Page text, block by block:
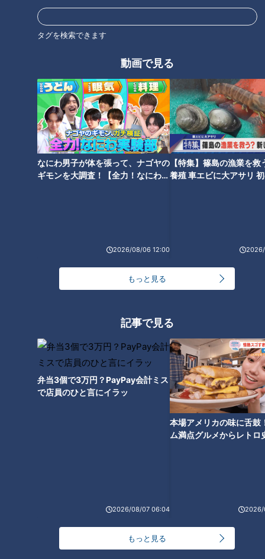
タグを検索できます
動画で見る
なにわ男子が体を張って、ナゴヤの
ギモンを大調査！【全力！なにわ実
2026/08/06 12:00
【特集】篠島の漁業を救
養殖 車エビに大アサリ
もっと見る
記事で見る
弁当3個で3万円？PayPay会計ミス
で店員のひと言にイラッ
2026/08/07 06:04
本場アメリカの味に舌鼓
ム満点グルメからレトロ
2026/
もっと見る
は？」とスタジオにクイズを出題。「黒い服を着ているエコノ
ミークラスのお客さま、答えをお願いします」と指名したのは
「ますだおかだ」増田英彦さん。増田さんは「体が痛いです
いますよ！マスクちゃいます？」と見事に正解しました。
いいデザインや和風の柄など、さまざまなマスクが並んでいま
200種類以上もあるそうです。入江アナが着けているのも小杉
織物のマスク。「さらっとしていて、優しい素材です。肌荒れ
が気になる人にもおすすめです。息もとてもしやすい」と絶賛
します。